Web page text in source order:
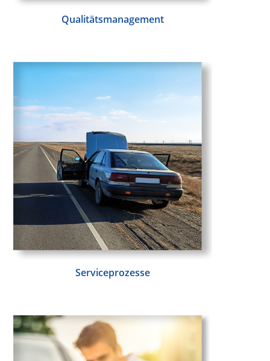
Qualitätsmanagement
Serviceprozesse